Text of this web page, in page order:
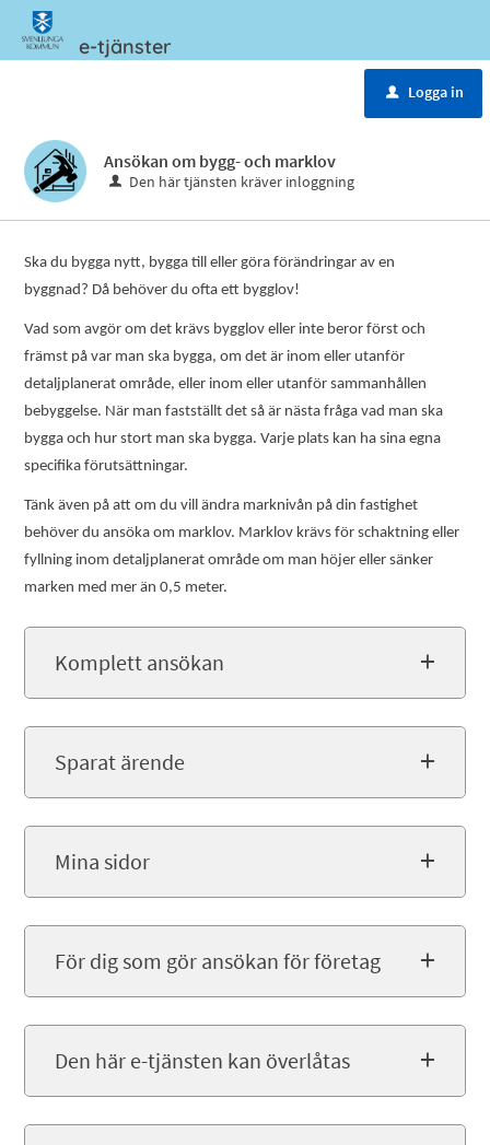
e-tjänster
u Logga in
Ansökan om bygg- och marklov
Den här tjänsten kräver inloggning
Ska du bygga nytt, bygga till eller göra förändringar av en
byggnad? Då behöver du ofta ett bygglov!
Vad som avgör om det krävs bygglov eller inte beror först och
främst på var man ska bygga, om det är inom eller utanför
detaljplanerat område, eller inom eller utanför sammanhållen
bebyggelse. När man fastställt det så är nästa fråga vad man ska
bygga och hur stort man ska bygga. Varje plats kan ha sina egna
specifika förutsättningar.
Tänk även på att om du vill ändra marknivån på din fastighet
behöver du ansöka om marklov. Marklov krävs för schaktning eller
fyllning inom detaljplanerat område om man höjer eller sänker
marken med mer än 0,5 meter.
Komplett ansökan
Sparat ärende
Mina sidor
För dig som gör ansökan för företag
Den här e-tjänsten kan överlåtas